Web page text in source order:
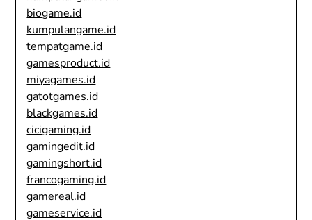
biogame.id
kumpulangame.id
tempatgame.id
gamesproduct.id
miyagames.id
gatotgames.id
blackgames.id
cicigaming.id
gamingedit.id
gamingshort.id
francogaming.id
gamereal.id
gameservice.id